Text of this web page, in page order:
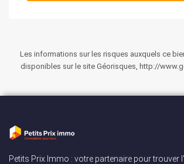
Les informations sur les risques auxquels ce
disponibles sur le site Géorisques, http://
Petits Prix Immo : votre partenaire pour trouver